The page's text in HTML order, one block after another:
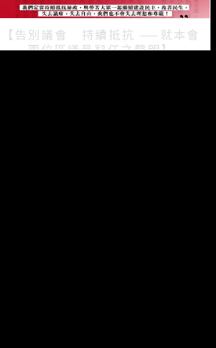
【告別議會 持續抵抗 ——就本會
兩位區議員辭任之聲明】